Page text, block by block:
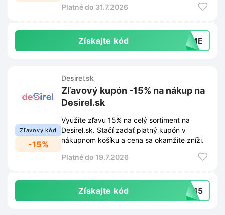
Platné do 31.7.2026
Získajte kód RYME
Zľavový kód
-15%
Desirel.sk
Zľavový kupón -15% na nákup na
Desirel.sk
Využite zľavu 15% na celý sortiment na
Desirel.sk. Stačí zadať platný kupón v
nákupnom košíku a cena sa okamžite zníži.
Platné do 19.7.2026
Získajte kód AL15